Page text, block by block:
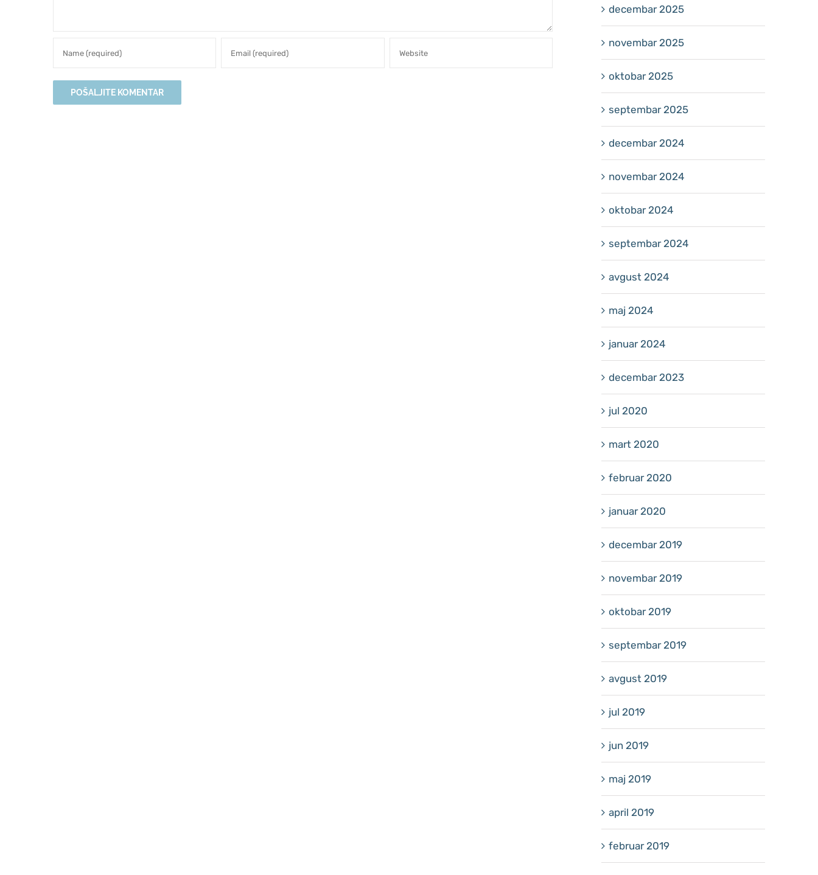
decembar 2025
novembar 2025
oktobar 2025
septembar 2025
decembar 2024
novembar 2024
oktobar 2024
septembar 2024
avgust 2024
maj 2024
januar 2024
decembar 2023
jul 2020
mart 2020
februar 2020
januar 2020
decembar 2019
novembar 2019
oktobar 2019
septembar 2019
avgust 2019
jul 2019
jun 2019
maj 2019
april 2019
februar 2019